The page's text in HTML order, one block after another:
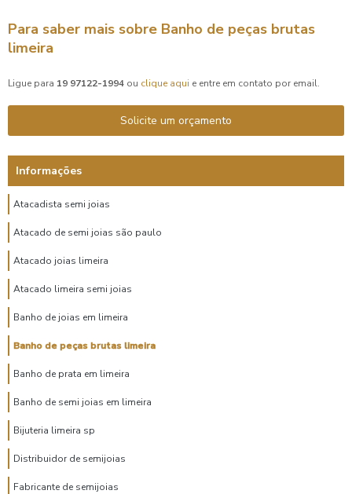
Para saber mais sobre Banho de peças brutas
limeira
Ligue para 19 97122-1994 ou clique aqui e entre em contato por email.
Solicite um orçamento
Informações
Atacadista semi joias
Atacado de semi joias são paulo
Atacado joias limeira
Atacado limeira semi joias
Banho de joias em limeira
Banho de peças brutas limeira
Banho de prata em limeira
Banho de semi joias em limeira
Bijuteria limeira sp
Distribuidor de semijoias
Fabricante de semijoias